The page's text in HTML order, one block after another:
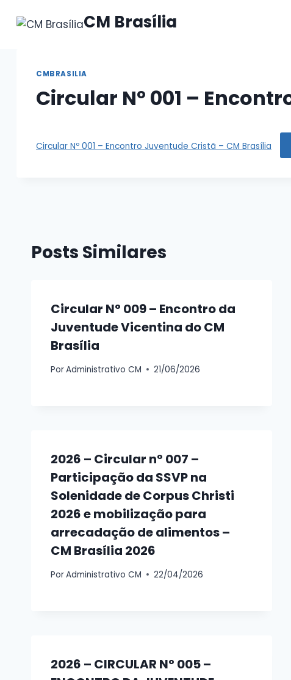
para
CM Brasília
CMBRASILIA
Circular Nº 001 –
Circular Nº 001 – Encontro Juventude Cristã – CM Brasília
Posts Similares
Circular N° 009 – Encontro da
Juventude Vicentina do CM
Brasília
PorAdministrativo CM 21/06/2026
2026 – Circular n° 007 –
Participação da SSVP na
Solenidade de Corpus Christi
2026 e mobilização para
arrecadação de alimentos –
CM Brasília 2026
PorAdministrativo CM 22/04/2026
2026 – CIRCULAR Nº 005 –